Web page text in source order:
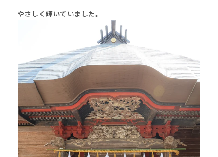
やさしく輝いていました。